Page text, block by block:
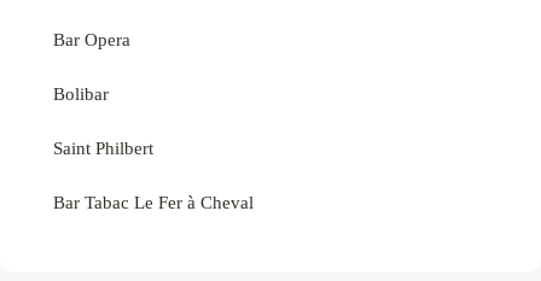
Bar Opera
Bolibar
Saint Philbert
Bar Tabac Le Fer à Cheval